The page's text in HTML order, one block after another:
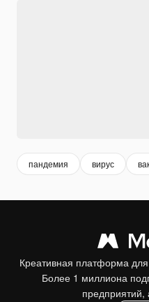
пандемия вирус
Креативная платформа
Более 1 миллиона
предприятий,